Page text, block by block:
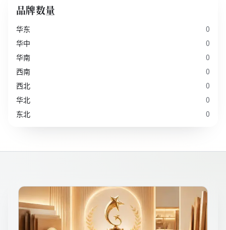
品牌数量
华东
0
华中
0
华南
0
西南
0
西北
0
华北
0
东北
0